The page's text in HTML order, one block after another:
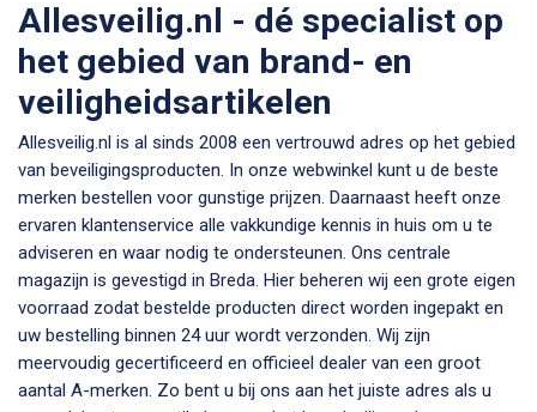
Allesveilig.nl - dé specialist op
het gebied van brand- en
veiligheidsartikelen
Allesveilig.nl is al sinds 2008 een vertrouwd adres op het gebied
van beveiligingsproducten. In onze webwinkel kunt u de beste
merken bestellen voor gunstige prijzen. Daarnaast heeft onze
ervaren klantenservice alle vakkundige kennis in huis om u te
adviseren en waar nodig te ondersteunen. Ons centrale
magazijn is gevestigd in Breda. Hier beheren wij een grote eigen
voorraad zodat bestelde producten direct worden ingepakt en
uw bestelling binnen 24 uur wordt verzonden. Wij zijn
meervoudig gecertificeerd en officieel dealer van een groot
aantal A-merken. Zo bent u bij ons aan het juiste adres als u